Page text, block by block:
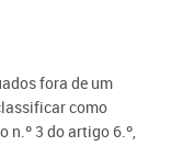
fora de um
como
n.º 3 do artigo 6.º,